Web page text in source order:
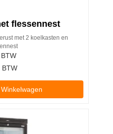
flessennest
met 2 koelkasten en
BTW